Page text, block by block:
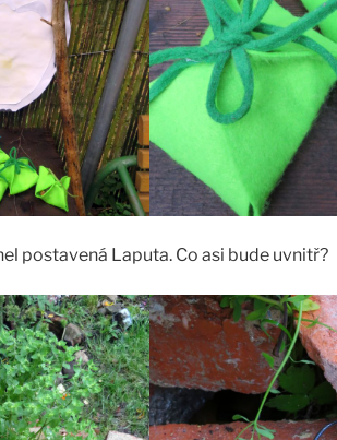
postavená Laputa. Co asi bude uvnitř?